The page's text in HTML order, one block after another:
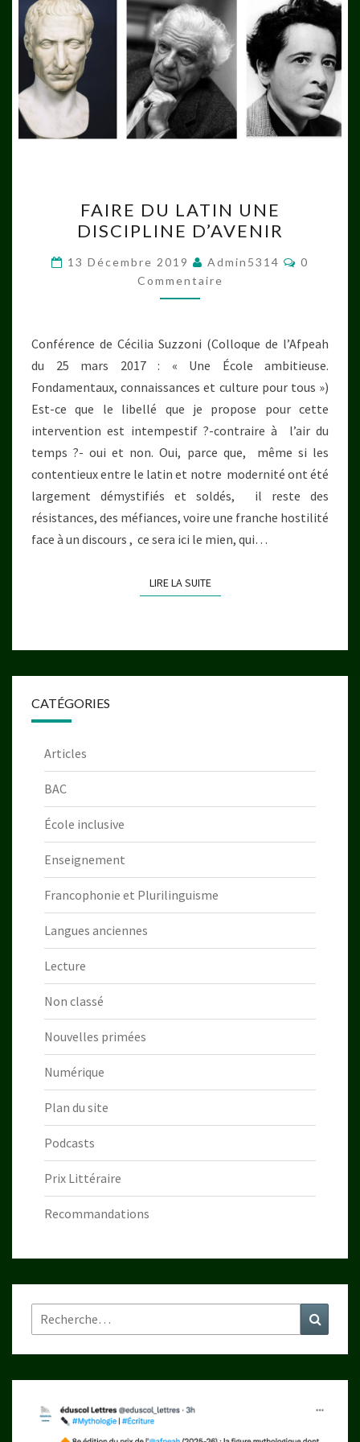
DU
LATIN
UNE
DISCIPLINE
D’AVENIR
FAIRE DU LATIN UNE
DISCIPLINE D’AVENIR
13 Décembre 2019 Admin5314
0
Commentaire
Conférence de Cécilia Suzzoni (Colloque de l’Afpeah
du 25 mars 2017 : « Une École ambitieuse.
Fondamentaux, connaissances et culture pour tous »)
Est-ce que le libellé que je propose pour cette
intervention est intempestif ?-contraire à l’air du
temps ?- oui et non. Oui, parce que, même si les
contentieux entre le latin et notre modernité ont été
largement démystifiés et soldés, il reste des
résistances, des méfiances, voire une franche hostilité
face à un discours , ce sera ici le mien, qui…
LIRE LA SUITELIRE LA SUITE
CATÉGORIES
Articles
BAC
École inclusive
Enseignement
Francophonie et Plurilinguisme
Langues anciennes
Lecture
Non classé
Nouvelles primées
Numérique
Plan du site
Podcasts
Prix Littéraire
Recommandations
Rechercher :